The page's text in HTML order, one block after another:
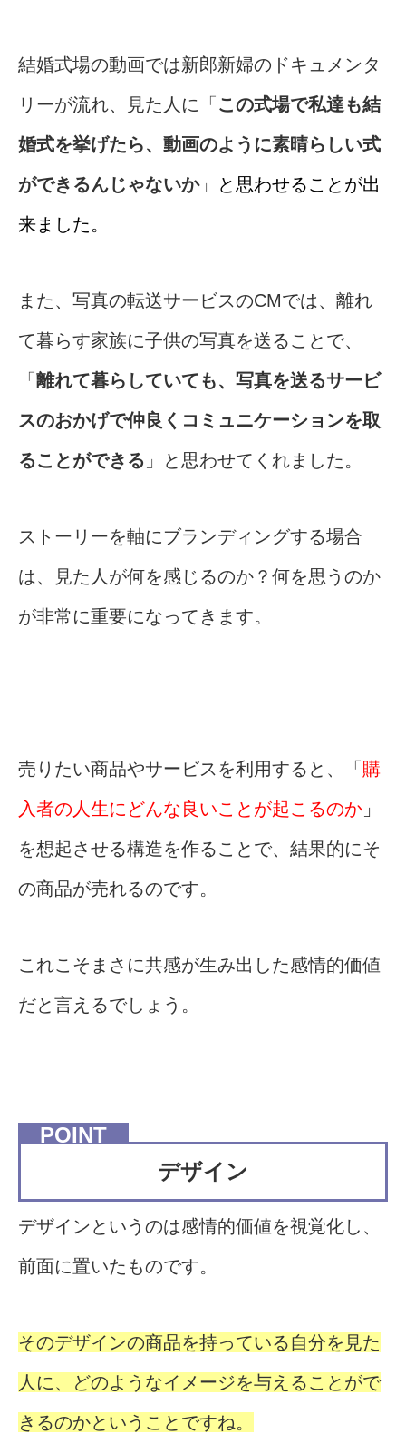
結婚式場の動画では新郎新婦のドキュメンタ
リーが流れ、見た人に「 この式場で私達も結
婚式を挙げたら、動画のように素晴らしい式
ができるんじゃないか」
と思わせることが出
来ました。
また、写真の転送サービスのCMでは、離れ
て暮らす家族に子供の写真を送ることで、
「 離れて暮らしていても、写真を送るサービ
スのおかげで仲良くコミュニケーションを取
ることができる 」と思わせてくれました。
ストーリーを軸にブランディングする場合
は、見た人が何を感じるのか？何を思うのか
が非常に重要になってきます。
売りたい商品やサービスを利用すると、「 購
入者の人生にどんな良いことが起こるのか 」
を想起させる構造を作ることで、結果的にそ
の商品が売れるのです。
これこそまさに共感が生み出した感情的価値
だと言えるでしょう。
デザイン
デザインというのは感情的価値を視覚化し、
前面に置いたものです。
そのデザインの商品を持っている自分を見た
人に、どのようなイメージを与えることがで
きるのかということですね。